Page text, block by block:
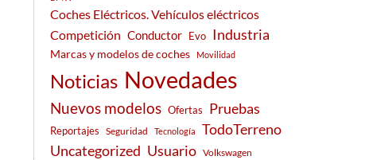
Coches Eléctricos. Vehículos eléctricos
Competición Conductor Evo Industria
Marcas y modelos de coches Movilidad
Noticias Novedades
Nuevos modelos Ofertas Pruebas
Reportajes Seguridad Tecnología
TodoTerreno
Uncategorized Usuario Volkswagen